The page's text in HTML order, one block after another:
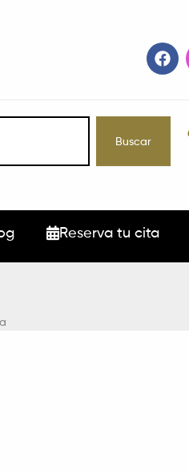
F
a
c
b
Buscar
Reserva tu cita